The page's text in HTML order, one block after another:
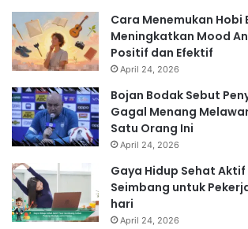
Cara Menemukan Hobi
Meningkatkan Mood
Positif dan Efektif
April 24, 2026
Bojan Bodak Sebut
Gagal Menang
Satu Orang Ini
April 24, 2026
Gaya Hidup Sehat
Seimbang untuk
hari
April 24, 2026